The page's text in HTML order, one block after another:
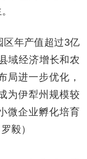
年产值超过3亿
域经济增长和农
局进一步优化，
为伊犁州规模较
微企业孵化培育
毅）